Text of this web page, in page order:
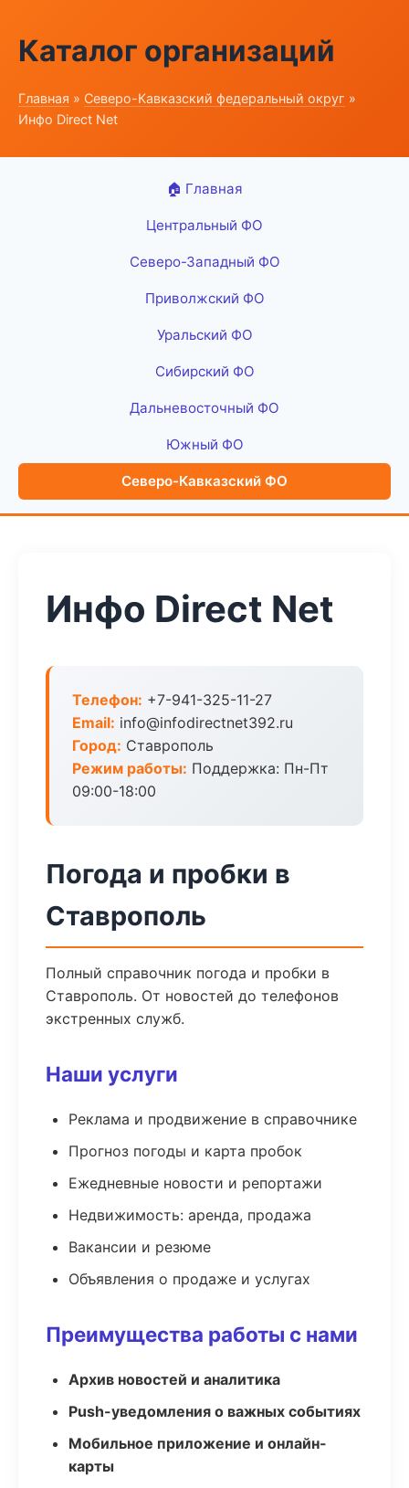
Каталог организаций
Главная » Северо-Кавказский федеральный округ »
Инфо Direct Net
🏠 Главная
Центральный ФО
Северо-Западный ФО
Приволжский ФО
Уральский ФО
Сибирский ФО
Дальневосточный ФО
Южный ФО
Северо-Кавказский ФО
Инфо Direct Net
Телефон: +7-941-325-11-27
Email: info@infodirectnet392.ru
Город: Ставрополь
Режим работы: Поддержка: Пн-Пт
09:00-18:00
Погода и пробки в
Ставрополь
Полный справочник погода и пробки в
Ставрополь. От новостей до телефонов
экстренных служб.
Наши услуги
Реклама и продвижение в справочнике
Прогноз погоды и карта пробок
Ежедневные новости и репортажи
Недвижимость: аренда, продажа
Вакансии и резюме
Объявления о продаже и услугах
Преимущества работы с нами
Архив новостей и аналитика
Push-уведомления о важных событиях
Мобильное приложение и онлайн-
карты